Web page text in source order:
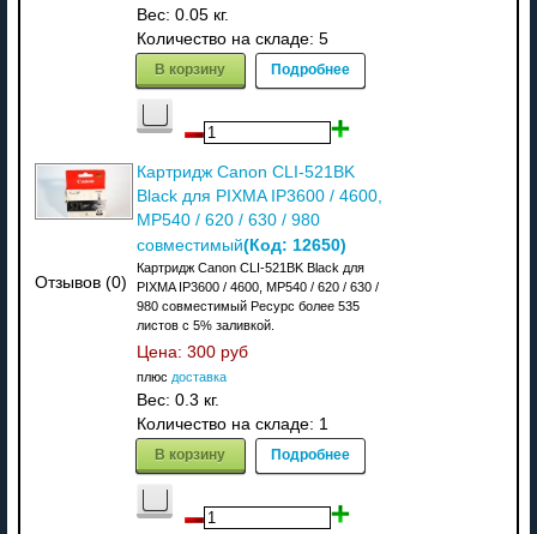
Вес: 0.05 кг.
Количество на складе: 5
В корзину Подробнее
Отзывов (0)
Картридж Canon CLI-521BK
Black для PIXMA IP3600 / 4600,
MP540 / 620 / 630 / 980
совместимый(Код: 12650)
Картридж Canon CLI-521BK Black для
PIXMA IP3600 / 4600, MP540 / 620 / 630 /
980 совместимый Ресурс более 535
листов с 5% заливкой.
Цена: 300 руб
плюс доставка
Вес: 0.3 кг.
Количество на складе: 1
В корзину Подробнее